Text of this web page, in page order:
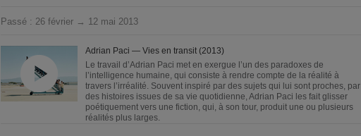
Passé : 26 février → 12 mai 2013
Adrian Paci — Vies en transit (2013)
Le travail d’Adrian Paci met en exergue l’un des paradoxes de
l’intelligence humaine, qui consiste à rendre compte de la réalité à
travers l’irréalité. Souvent inspiré par des sujets qui lui sont proches, par
des histoires issues de sa vie quotidienne, Adrian Paci les fait glisser
poétiquement vers une fiction, qui, à son tour, produit une ou plusieurs
réalités plus larges.